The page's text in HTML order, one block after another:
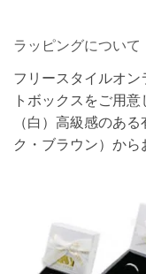
ラッピングについて
フリースタイルオ
トボックスをご用
（白）高級感のあ
ク・ブラウン）から